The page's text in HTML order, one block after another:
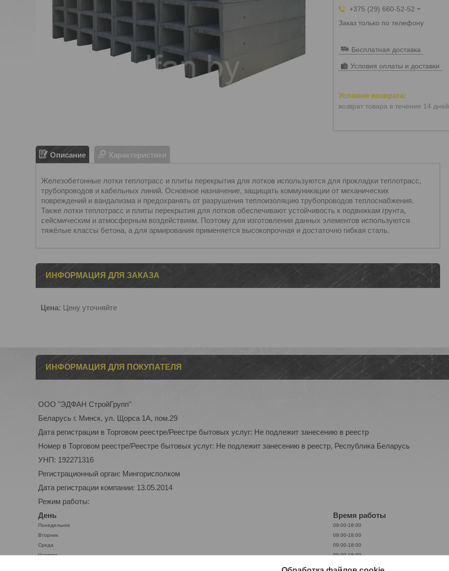
+375 (29) 660-52-52
Заказ только по телефону
Бесплатная доставка
Условия оплаты и доставки
возврат товара в течение 14 дней
Описание Характеристики
Железобетонные лотки теплотрасс и плиты перекрытия для лотков используются для прокладки теплотрасс,
трубопроводов и кабельных линий. Основное назначение, защищать коммуникации от механических
повреждений и вандализма и предохранять от разрушения теплоизоляцию трубопроводов теплоснабжения.
Также лотки теплотрасс и плиты перекрытия для лотков обеспечивают устойчивость к подвижкам грунта,
сейсмическим и атмосферным воздействиям. Поэтому для изготовления данных элементов используются
тяжёлые классы бетона, а для армирования применяется высокопрочная и достаточно гибкая сталь.
ИНФОРМАЦИЯ ДЛЯ ЗАКАЗА
Цена: Цену уточняйте
ИНФОРМАЦИЯ ДЛЯ ПОКУПАТЕЛЯ
ООО "ЭДФАН СтройГрупп"
Беларусь г. Минск, ул. Щорса 1А, пом.29
Дата регистрации в Торговом реестре/Реестре бытовых услуг: Не подлежит занесению в реестр
Номер в Торговом реестре/Реестре бытовых услуг: Не подлежит занесению в реестр, Республика Беларусь
УНП: 192271316
Регистрационный орган: Мингорисполком
Дата регистрации компании: 13.05.2014
Режим работы:
День
Время работы
Понедельник
09:00-18:00
Вторник
09:00-18:00
Среда
09:00-18:00
Четверг
09:00-18:00